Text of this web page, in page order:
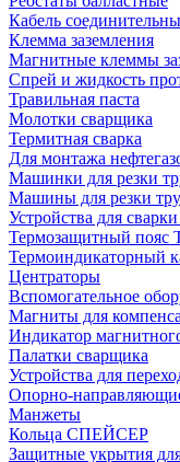
Кабель
Клемма заземления
Магнитные клеммы
Спрей и жидкость
Травильная паста
Молотки сварщика
Термитная сварка
Для монтажа
Машинки для резки
Машины для резки
Устройства для
Термозащитный пояс
Термоиндикаторный
Центраторы
Вспомогательное
Магниты для
Индикатор
Палатки сварщика
Устройства для
Опорно-
Манжеты
Кольца СПЕЙСЕР
Защитные укрытия